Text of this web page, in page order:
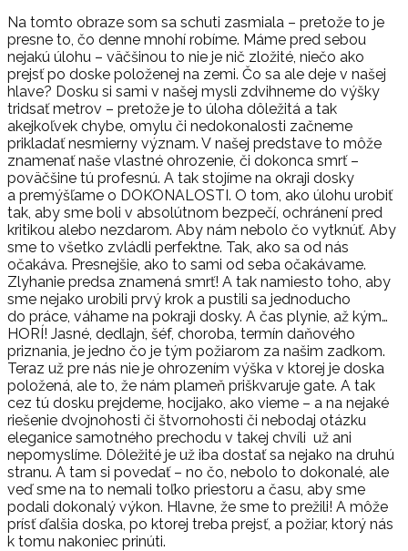
Na tomto obraze som sa schuti zasmiala – pretože to je
presne to, čo denne mnohí robíme. Máme pred sebou
nejakú úlohu – väčšinou to nie je nič zložité, niečo ako
prejsť po doske položenej na zemi. Čo sa ale deje v našej
hlave? Dosku si sami v našej mysli zdvihneme do výšky
tridsať metrov – pretože je to úloha dôležitá a tak
akejkoľvek chybe, omylu či nedokonalosti začneme
prikladať nesmierny význam. V našej predstave to môže
znamenať naše vlastné ohrozenie, či dokonca smrť –
poväčšine tú profesnú. A tak stojíme na okraji dosky
a premýšľame o DOKONALOSTI. O tom, ako úlohu urobiť
tak, aby sme boli v absolútnom bezpečí, ochránení pred
kritikou alebo nezdarom. Aby nám nebolo čo vytknúť. Aby
sme to všetko zvládli perfektne. Tak, ako sa od nás
očakáva. Presnejšie, ako to sami od seba očakávame.
Zlyhanie predsa znamená smrť! A tak namiesto toho, aby
sme nejako urobili prvý krok a pustili sa jednoducho
do práce, váhame na pokraji dosky. A čas plynie, až kým…
HORÍ! Jasné, dedlajn, šéf, choroba, termín daňového
priznania, je jedno čo je tým požiarom za našim zadkom.
Teraz už pre nás nie je ohrozením výška v ktorej je doska
položená, ale to, že nám plameň priškvaruje gate. A tak
cez tú dosku prejdeme, hocijako, ako vieme – a na nejaké
riešenie dvojnohosti či štvornohosti či nebodaj otázku
eleganice samotného prechodu v takej chvíli už ani
nepomyslíme. Dôležité je už iba dostať sa nejako na druhú
stranu. A tam si povedať – no čo, nebolo to dokonalé, ale
veď sme na to nemali toľko priestoru a času, aby sme
podali dokonalý výkon. Hlavne, že sme to prežili! A môže
prísť ďalšia doska, po ktorej treba prejsť, a požiar, ktorý nás
k tomu nakoniec prinúti.